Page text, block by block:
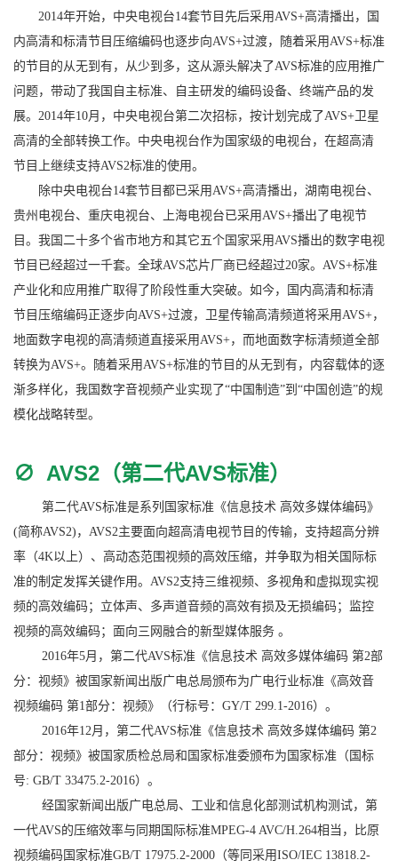
2014年开始，中央电视台14套节目先后采用AVS+高清播出，国
内高清和标清节目压缩编码也逐步向AVS+过渡，随着采用AVS+标准
的节目的从无到有，从少到多，这从源头解决了AVS标准的应用推广
问题，带动了我国自主标准、自主研发的编码设备、终端产品的发
展。2014年10月，中央电视台第二次招标，按计划完成了AVS+卫星
高清的全部转换工作。中央电视台作为国家级的电视台，在超高清
节目上继续支持AVS2标准的使用。
除中央电视台14套节目都已采用AVS+高清播出，湖南电视台、
贵州电视台、重庆电视台、上海电视台已采用AVS+播出了电视节
目。我国二十多个省市地方和其它五个国家采用AVS播出的数字电视
节目已经超过一千套。全球AVS芯片厂商已经超过20家。AVS+标准
产业化和应用推广取得了阶段性重大突破。如今，国内高清和标清
节目压缩编码正逐步向AVS+过渡，卫星传输高清频道将采用AVS+，
地面数字电视的高清频道直接采用AVS+，而地面数字标清频道全部
转换为AVS+。随着采用AVS+标准的节目的从无到有，内容载体的逐
渐多样化，我国数字音视频产业实现了“中国制造”到“中国创造”的规
模化战略转型。
∅ AVS2（第二代AVS标准）
第二代AVS标准是系列国家标准《信息技术 高效多媒体编码》
(简称AVS2)，AVS2主要面向超高清电视节目的传输，支持超高分辨
率（4K以上）、高动态范围视频的高效压缩，并争取为相关国际标
准的制定发挥关键作用。AVS2支持三维视频、多视角和虚拟现实视
频的高效编码；立体声、多声道音频的高效有损及无损编码；监控
视频的高效编码；面向三网融合的新型媒体服务 。
2016年5月，第二代AVS标准《信息技术 高效多媒体编码 第2部
分：视频》被国家新闻出版广电总局颁布为广电行业标准《高效音
视频编码 第1部分：视频》（行标号：GY/T 299.1-2016）。
2016年12月，第二代AVS标准《信息技术 高效多媒体编码 第2
部分：视频》被国家质检总局和国家标准委颁布为国家标准（国标
号: GB/T 33475.2-2016）。
经国家新闻出版广电总局、工业和信息化部测试机构测试，第
一代AVS的压缩效率与同期国际标准MPEG-4 AVC/H.264相当，比原
视频编码国家标准GB/T 17975.2-2000（等同采用ISO/IEC 13818.2-